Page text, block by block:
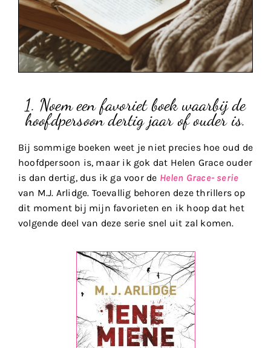
1. Noem een favoriet boek waarbij de
hoofdpersoon dertig jaar of ouder is.
Bij sommige boeken weet je niet precies hoe oud de
hoofdpersoon is, maar ik gok dat Helen Grace ouder
is dan dertig, dus ik ga voor de Helen Grace- serie
van M.J. Arlidge. Toevallig behoren deze thrillers op
dit moment bij mijn favorieten en ik hoop dat het
volgende deel van deze serie snel uit zal komen.